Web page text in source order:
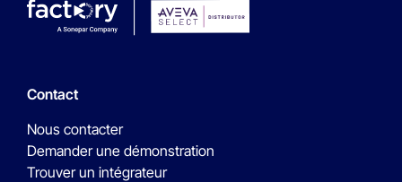
Contact
Nous contacter
Demander une démonstration
Trouver un intégrateur